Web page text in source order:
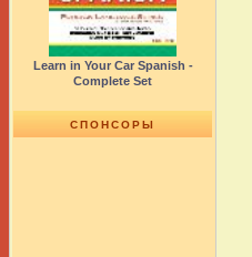
Learn in Your Car Spanish -
Complete Set
СПОНСОРЫ